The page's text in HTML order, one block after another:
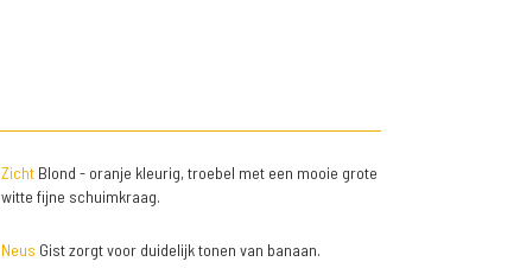
ZichtBlond - oranje kleurig, troebel met een mooie grote
witte fijne schuimkraag.
Neus Gist zorgt voor duidelijk tonen van banaan.